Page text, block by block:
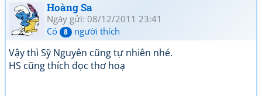
Hoàng Sa
Ngày gửi: 08/12/2011 23:41
Có
8 người thích
Vậy thì Sỹ Nguyên cũng tự nhiên nhé.
HS cũng thích đọc thơ hoạ